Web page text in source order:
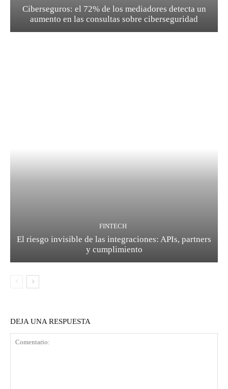
Ciberseguros: el 72% de los mediadores detecta un
aumento en las consultas sobre ciberseguridad
FINTECH
El riesgo invisible de las integraciones: APIs, partners
y cumplimiento
DEJA UNA RESPUESTA